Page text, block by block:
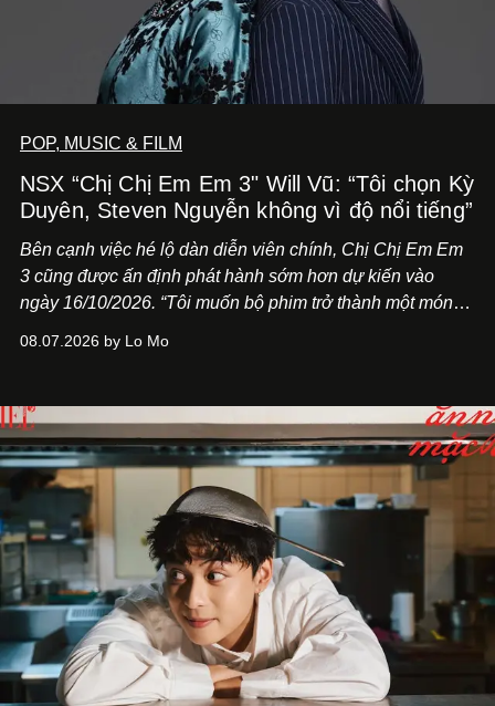
POP, MUSIC & FILM
NSX “Chị Chị Em Em 3" Will Vũ: “Tôi chọn Kỳ
Duyên, Steven Nguyễn không vì độ nổi tiếng”
Bên cạnh việc hé lộ dàn diễn viên chính, Chị Chị Em Em
3 cũng được ấn định phát hành sớm hơn dự kiến vào
ngày 16/10/2026. “Tôi muốn bộ phim trở thành một món
Việt Nam”, NSX Will Vũ cho biết.
08.07.2026 by Lo Mo